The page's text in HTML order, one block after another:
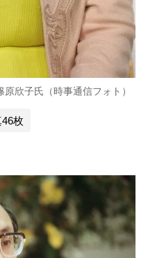
欣子氏（時事通信フォト）
枚